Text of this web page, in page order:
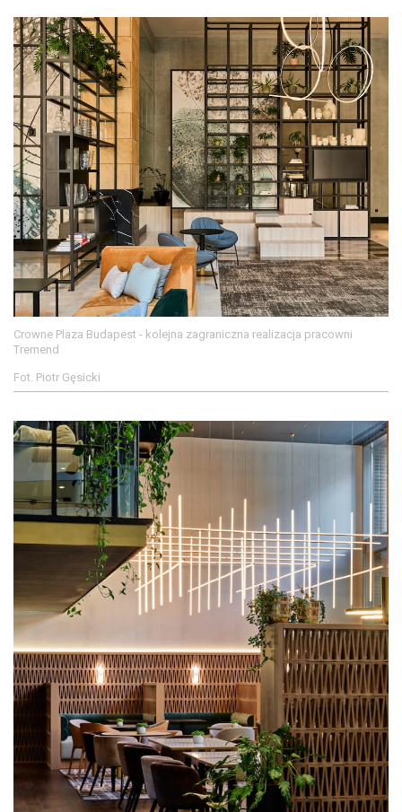
Crowne Plaza Budapest - kolejna zagraniczna realizacja pracowni
Tremend
Fot. Piotr Gęsicki